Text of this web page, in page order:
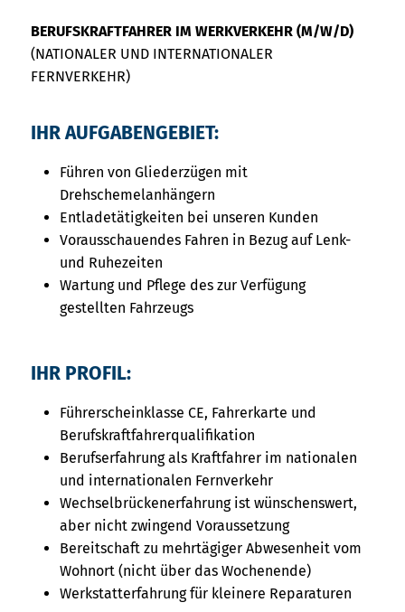
BERUFSKRAFTFAHRER IM WERKVERKEHR (M/W/D)
(NATIONALER UND INTERNATIONALER
FERNVERKEHR)
IHR AUFGABENGEBIET:
Führen von Gliederzügen mit
Drehschemelanhängern
Entladetätigkeiten bei unseren Kunden
Vorausschauendes Fahren in Bezug auf Lenk-
und Ruhezeiten
Wartung und Pflege des zur Verfügung
gestellten Fahrzeugs
IHR PROFIL:
Führerscheinklasse CE, Fahrerkarte und
Berufskraftfahrerqualifikation
Berufserfahrung als Kraftfahrer im nationalen
und internationalen Fernverkehr
Wechselbrückenerfahrung ist wünschenswert,
aber nicht zwingend Voraussetzung
Bereitschaft zu mehrtägiger Abwesenheit vom
Wohnort (nicht über das Wochenende)
Werkstatterfahrung für kleinere Reparaturen